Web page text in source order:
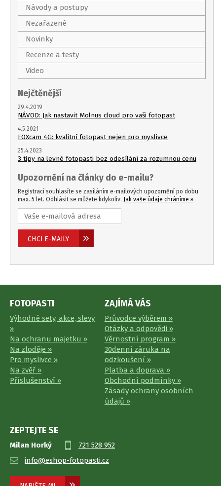
Návody a postupy
Nezařazené
Novinky
Recenze a testy
Video
Nejčtěnější
29.4.2019
NÁVOD: Jak nastavit Molnus cloud pro vaši fotopast
4.5.2021
FOXcam 4G: kvalitní fotopast nejen pro myslivce
25.4.2023
3 tipy na levné fotopasti bez odesílání za rozumnou cenu
Upozornění na články do e-mailu?
Registrací souhlasíte se zasíláním e-mailových upozornění po dobu
max. 5 let. Odhlásit se můžete kdykoliv. Jak vaše údaje chráníme »
FOTOPASTI
Výhodné sety, akce, slevy
»
Na ochranu majetku »
Na zloděje »
Pro myslivce »
Na zvěř »
Příslušenství »
ZAJÍMÁ VÁS
Průvodce výběrem »
Otázky a odpovědi »
Věrnostní program »
30denní záruka na
odzkoušení »
Platba a doprava »
Obchodní podmínky »
Zásady ochrany osobních
údajů »
ZEPTEJTE SE
Milan Horký
721 528 952
info@eshop-fotopasti.cz